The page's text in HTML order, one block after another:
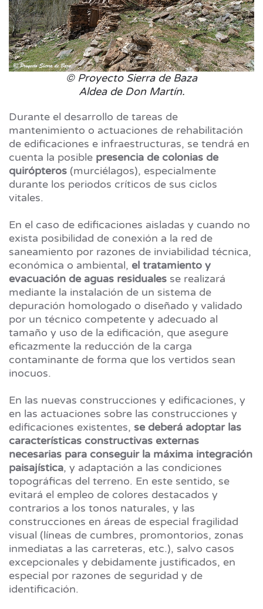
© Proyecto Sierra de Baza
Aldea de Don Martín.
Durante el desarrollo de tareas de
mantenimiento o actuaciones de rehabilitación
de edificaciones e infraestructuras, se tendrá en
cuenta la posible presencia de colonias de
quirópteros (murciélagos), especialmente
durante los periodos críticos de sus ciclos
vitales.
En el caso de edificaciones aisladas y cuando no
exista posibilidad de conexión a la red de
saneamiento por razones de inviabilidad técnica,
económica o ambiental, el tratamiento y
evacuación de aguas residuales se realizará
mediante la instalación de un sistema de
depuración homologado o diseñado y validado
por un técnico competente y adecuado al
tamaño y uso de la edificación, que asegure
eficazmente la reducción de la carga
contaminante de forma que los vertidos sean
inocuos.
En las nuevas construcciones y edificaciones, y
en las actuaciones sobre las construcciones y
edificaciones existentes, se deberá adoptar las
características constructivas externas
necesarias para conseguir la máxima integración
paisajística, y adaptación a las condiciones
topográficas del terreno. En este sentido, se
evitará el empleo de colores destacados y
contrarios a los tonos naturales, y las
construcciones en áreas de especial fragilidad
visual (líneas de cumbres, promontorios, zonas
inmediatas a las carreteras, etc.), salvo casos
excepcionales y debidamente justificados, en
especial por razones de seguridad y de
identificación.